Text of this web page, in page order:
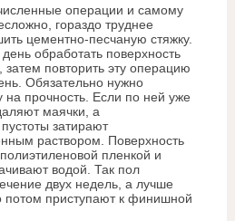
операции и самому
гораздо труднее
цементно-песчаную стяжку.
обработать поверхность
повторить эту операцию
Обязательно нужно
на прочность. Если по ней уже
маячки, а
затирают
раствором. Поверхность
пленкой и
водой. Так пол
двух недель, а лучше
потом приступают к финишной